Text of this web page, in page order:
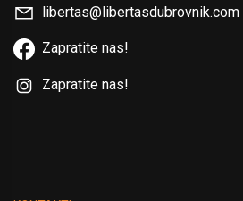
libertas@libertasdubrovnik.com
Zapratite nas!
Zapratite nas!